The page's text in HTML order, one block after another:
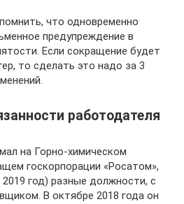
что одновременно
предупреждение в
Если сокращение будет
то сделать это надо за 3
работодателя
на Горно-химическом
госкорпорации «Росатом»,
год) разные должности, с
В октябре 2018 года он